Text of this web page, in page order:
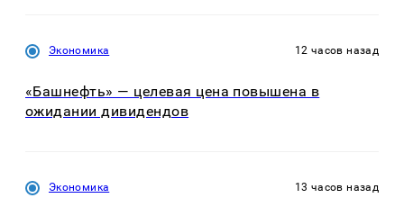
Экономика 12 часов назад
«Башнефть» — целевая цена повышена в
ожидании дивидендов
Экономика 13 часов назад